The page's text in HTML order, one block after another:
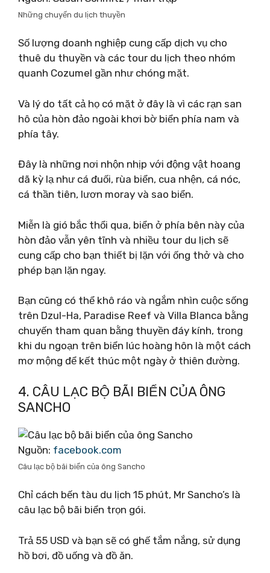
Những chuyến du lịch thuyền
Số lượng doanh nghiệp cung cấp dịch vụ cho
thuê du thuyền và các tour du lịch theo nhóm
quanh Cozumel gần như chóng mặt.
Và lý do tất cả họ có mặt ở đây là vì các rạn san
hô của hòn đảo ngoài khơi bờ biển phía nam và
phía tây.
Đây là những nơi nhộn nhịp với động vật hoang
dã kỳ lạ như cá đuối, rùa biển, cua nhện, cá nóc,
cá thần tiên, lươn moray và sao biển.
Miễn là gió bắc thổi qua, biển ở phía bên này của
hòn đảo vẫn yên tĩnh và nhiều tour du lịch sẽ
cung cấp cho bạn thiết bị lặn với ống thở và cho
phép bạn lặn ngay.
Bạn cũng có thể khô ráo và ngắm nhìn cuộc sống
trên Dzul-Ha, Paradise Reef và Villa Blanca bằng
chuyến tham quan bằng thuyền đáy kính, trong
khi du ngoạn trên biển lúc hoàng hôn là một cách
mơ mộng để kết thúc một ngày ở thiên đường.
4. CÂU LẠC BỘ BÃI BIỂN CỦA ÔNG
SANCHO
Nguồn: facebook.com
Câu lạc bộ bãi biển của ông Sancho
Chỉ cách bến tàu du lịch 15 phút, Mr Sancho’s là
câu lạc bộ bãi biển trọn gói.
Trả 55 USD và bạn sẽ có ghế tắm nắng, sử dụng
hồ bơi, đồ uống và đồ ăn.